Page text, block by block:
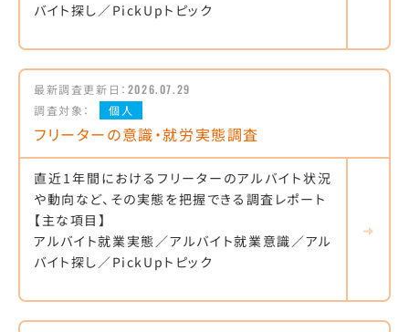
バイト探し／PickUpトピック
最新調査更新日： 2026.07.29
調査対象：
個人
フリーターの意識・就労実態調査
直近1年間におけるフリーターのアルバイト状況
や動向など、その実態を把握できる調査レポート
【主な項目】
アルバイト就業実態／アルバイト就業意識／アル
バイト探し／PickUpトピック